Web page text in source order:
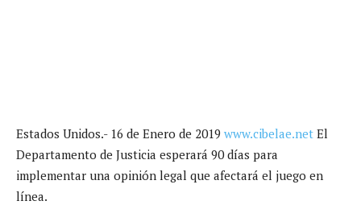
Estados Unidos.- 16 de Enero de 2019 www.cibelae.net El
Departamento de Justicia esperará 90 días para
implementar una opinión legal que afectará el juego en
línea.